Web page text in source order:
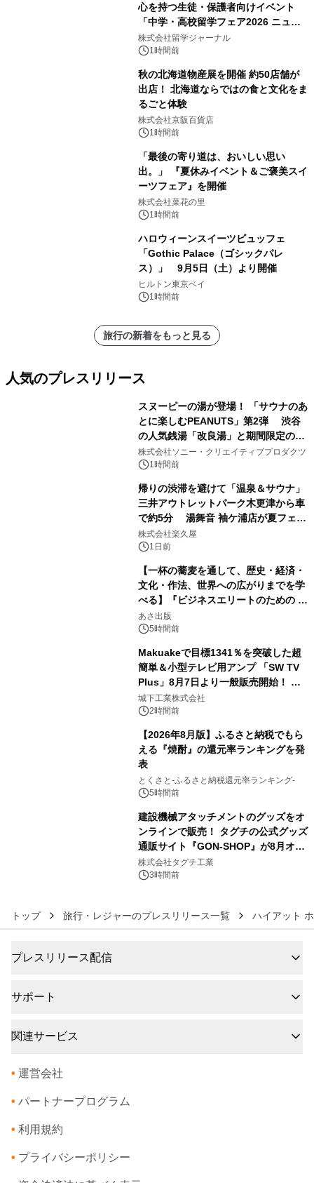
心を持つ生徒・保護者向けイベント
「中学・高校留学フェア2026 ニュー
ジーランド＆オーストラリア」を
9/12(土)に開催
株式会社留学ジャーナル
1時間前
秋の北海道物産展を開催 約50店舗が
出店！ 北海道ならではの食と文化をま
るごと体験
株式会社京阪百貨店
1時間前
「最後の寄り道は、おいしい思い
出。」 『夏休みイベント＆ご褒美スイ
ーツフェア』を開催
株式会社菜花の里
1時間前
ハロウィーンスイーツビュッフェ
「Gothic Palace（ゴシックパレ
ス）」 9月5日（土）より開催
ヒルトン東京ベイ
1時間前
旅行の新着をもっと見る
人気のプレスリリース
スヌーピーの湯が登場！ 「サウナのあ
とに楽しむPEANUTS」第2弾 渋谷
の人気銭湯「改良湯」と期間限定のコ
ラボレーション サウナイキタイコラ
ボグッズも発売決定！
株式会社ソニー・クリエイティブプロダクツ
1時間前
帰りの渋滞を避けて「温泉＆サウナ」
三井アウトレットパーク木更津から車
で約5分 湯舞音 袖ケ浦店が夏フェア
メニューを提供
株式会社楽久屋
1日前
【一杯の蕎麦を通して、歴史・経済・
文化・作法、世界への広がりまでを学
べる】『ビジネスエリートのための 教
養としての蕎麦』2026年8月25日
（火）発売
あさ出版
5時間前
Makuakeで目標1341％を突破した超
簡単＆小型テレビ用アンプ 「SW TV
Plus」8月7日より一般販売開始！ ケ
ーブル1本つなぐだけ、テレビの音が
ぐっと豊かに
城下工業株式会社
2時間前
【2026年8月版】ふるさと納税でもら
える『焼酎』の還元率ランキングを発
表
とくさと-ふるさと納税還元率ランキング-
5時間前
建設機械アタッチメントのグッズをオ
ンラインで販売！ タグチの公式グッズ
通販サイト『GON-SHOP』が8月オー
プン
株式会社タグチ工業
3時間前
トップ 旅行・レジャーのプレスリリース一覧 ハイアット
プレスリリース配信
サポート
関連サービス
• 運営会社
• パートナープログラム
• 利用規約
• プライバシーポリシー